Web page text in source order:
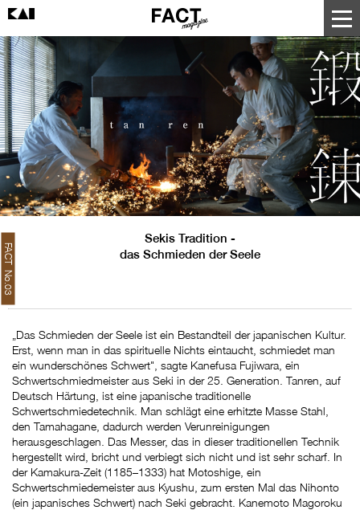
FACT No.03
Sekis Tradition -
das Schmieden der Seele
„Das Schmieden der Seele ist ein Bestandteil der japanischen Kultur.
Erst, wenn man in das spirituelle Nichts eintaucht, schmiedet man
ein wunderschönes Schwert", sagte Kanefusa Fujiwara, ein
Schwertschmiedmeister aus Seki in der 25. Generation. Tanren, auf
Deutsch Härtung, ist eine japanische traditionelle
Schwertschmiedetechnik. Man schlägt eine erhitzte Masse Stahl,
den Tamahagane, dadurch werden Verunreinigungen
herausgeschlagen. Das Messer, das in dieser traditionellen Technik
hergestellt wird, bricht und verbiegt sich nicht und ist sehr scharf. In
der Kamakura-Zeit (1185–1333) hat Motoshige, ein
Schwertschmiedemeister aus Kyushu, zum ersten Mal das Nihonto
(ein japanisches Schwert) nach Seki gebracht. Kanemoto Magoroku